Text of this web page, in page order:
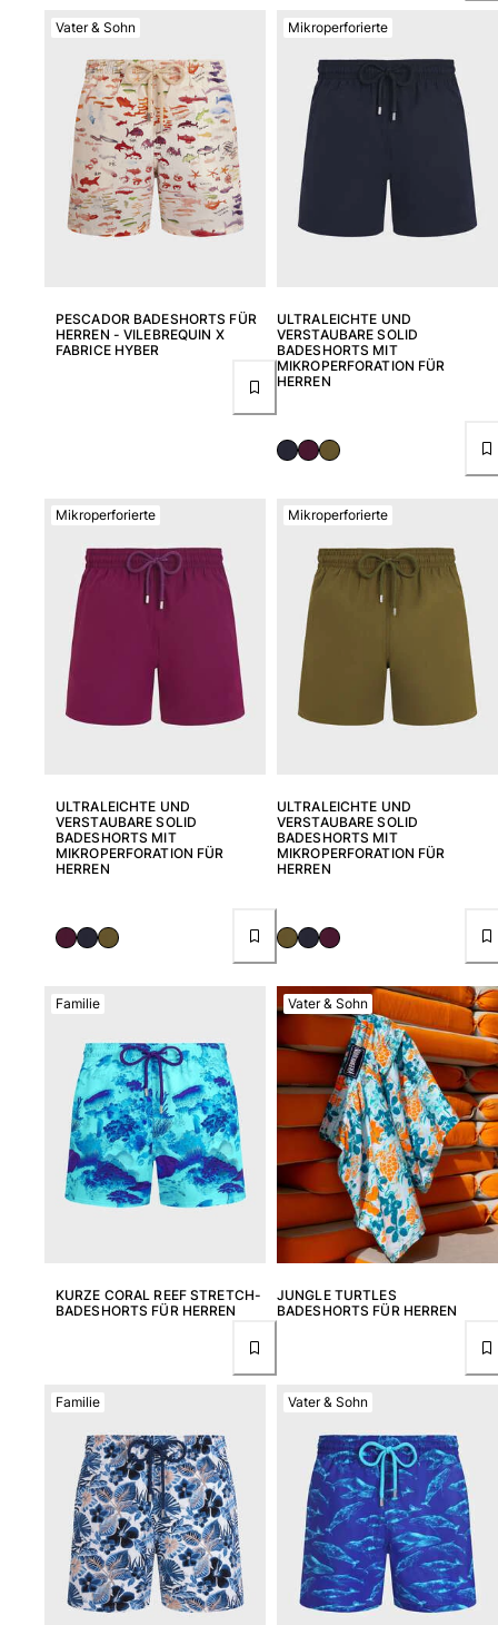
Alle Bekleidung anzeigen
Mädchen
Alle Mädchen anzeigen
Bademode
Badeanzug
Rashguard
Bikinihosen
Alle Bademode anzeigen
Sweatshirts
Alle Bekleidung anzeigen
Accessoires
Kappe
Hut
Strandtücher & Pareos
Unisex-Handtuch
Alle Strandtücher & Pareos anzeigen
Taschen
Strandtaschen
Strandtaschen
Mini-Taschen
Sonnenbrille
Accessoires Kinder
Kinderhut
Strandtücher und Ponchos
Schuhe
Socken
PESCADOR BADESHORTS FÜR
HERREN - VILEBREQUIN X
FABRICE HYBER
Vater & Sohn
ULTRALEICHTE UND
VERSTAUBARE SOLID
BADESHORTS MIT
MIKROPERFORATION FÜR
HERREN
Mikroperforierte
ULTRALEICHTE UND
VERSTAUBARE SOLID
BADESHORTS MIT
MIKROPERFORATION FÜR
HERREN
Mikroperforierte
ULTRALEICHTE UND
VERSTAUBARE SOLID
BADESHORTS MIT
MIKROPERFORATION FÜR
HERREN
Mikroperforierte
KURZE CORAL REEF STRETCH-
BADESHORTS FÜR HERREN
Familie
JUNGLE TURTLES
BADESHORTS FÜR HERREN
Vater & Sohn
Familie Vater & Sohn